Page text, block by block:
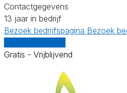
Contactgegevens
13 jaar in bedrijf
Bezoek bedrijfspagina Bezoek
Gratis - Vrijblijvend